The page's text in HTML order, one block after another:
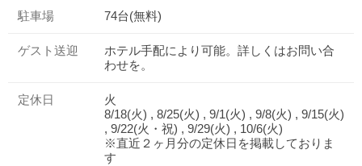
駐車場 74台(無料)
ゲスト送迎
ホテル手配により可能。詳しくはお問い合
わせを。
定休日
火
8/18(火) , 8/25(火) , 9/1(火) , 9/8(火) , 9/15(火)
, 9/22(火・祝) , 9/29(火) , 10/6(火)
※直近２ヶ月分の定休日を掲載しておりま
す